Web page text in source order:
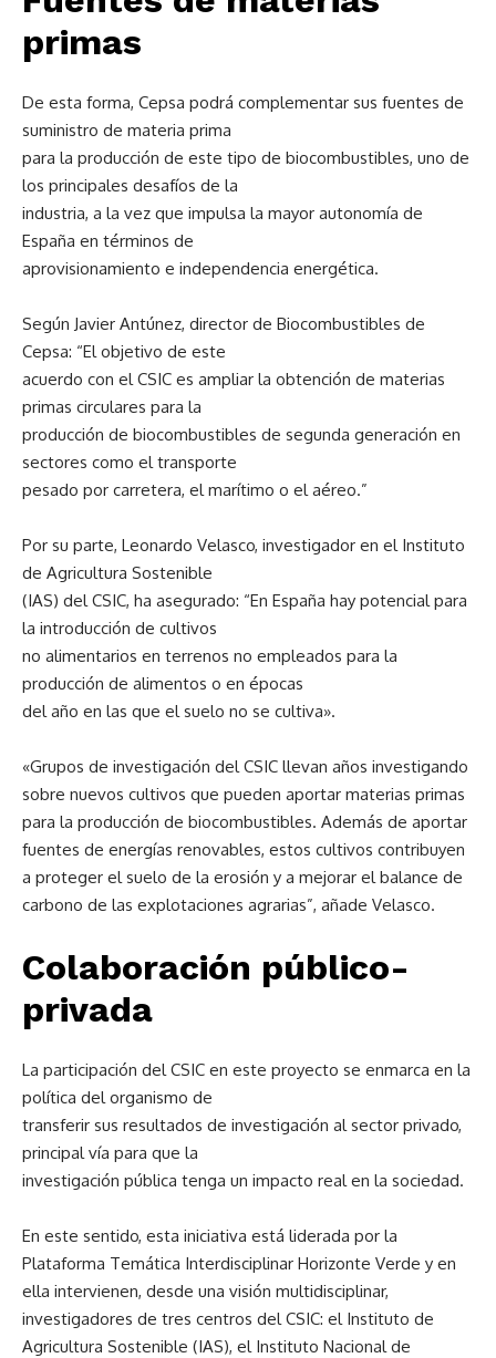
primas
De esta forma, Cepsa podrá complementar sus fuentes de
suministro de materia prima
para la producción de este tipo de biocombustibles, uno de
los principales desafíos de la
industria, a la vez que impulsa la mayor autonomía de
España en términos de
aprovisionamiento e independencia energética.
Según Javier Antúnez, director de Biocombustibles de
Cepsa: “El objetivo de este
acuerdo con el CSIC es ampliar la obtención de materias
primas circulares para la
producción de biocombustibles de segunda generación en
sectores como el transporte
pesado por carretera, el marítimo o el aéreo.”
Por su parte, Leonardo Velasco, investigador en el Instituto
de Agricultura Sostenible
(IAS) del CSIC, ha asegurado: “En España hay potencial para
la introducción de cultivos
no alimentarios en terrenos no empleados para la
producción de alimentos o en épocas
del año en las que el suelo no se cultiva».
«Grupos de investigación del CSIC llevan años investigando
sobre nuevos cultivos que pueden aportar materias primas
para la producción de biocombustibles. Además de aportar
fuentes de energías renovables, estos cultivos contribuyen
a proteger el suelo de la erosión y a mejorar el balance de
carbono de las explotaciones agrarias”, añade Velasco.
Colaboración público-
privada
La participación del CSIC en este proyecto se enmarca en la
política del organismo de
transferir sus resultados de investigación al sector privado,
principal vía para que la
investigación pública tenga un impacto real en la sociedad.
En este sentido, esta iniciativa está liderada por la
Plataforma Temática Interdisciplinar Horizonte Verde y en
ella intervienen, desde una visión multidisciplinar,
investigadores de tres centros del CSIC: el Instituto de
Agricultura Sostenible (IAS), el Instituto Nacional de